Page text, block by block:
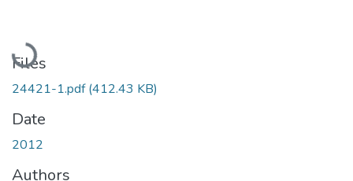
Loading...
Files
24421-1.pdf(412.43 KB)
Date
2012
Authors